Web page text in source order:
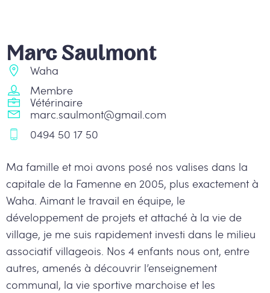
Marc Saulmont
Waha
Membre
Vétérinaire
marc.saulmont@gmail.com
0494 50 17 50
Ma famille et moi avons posé nos valises dans la
capitale de la Famenne en 2005, plus exactement à
Waha. Aimant le travail en équipe, le
développement de projets et attaché à la vie de
village, je me suis rapidement investi dans le milieu
associatif villageois. Nos 4 enfants nous ont, entre
autres, amenés à découvrir l’enseignement
communal, la vie sportive marchoise et les